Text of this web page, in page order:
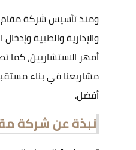
ومنذ تأسيس شركة مقام
والإدارية والطبية
أمهر الاستشاريين،
مشاريعنا في بناء
أفضل.
نبذة عن شركة